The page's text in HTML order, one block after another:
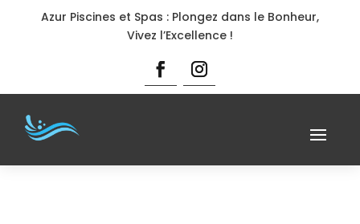
Azur Piscines et Spas : Plongez dans le Bonheur,
Vivez l’Excellence !